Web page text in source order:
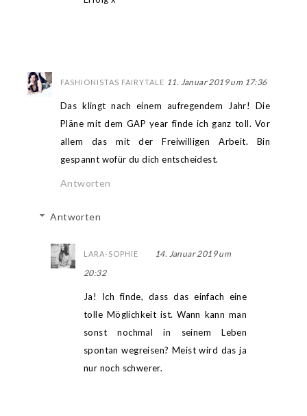
FASHIONISTAS FAIRYTALE 11. Januar 2019 um 17:36
Das klingt nach einem aufregendem Jahr! Die
Pläne mit dem GAP year finde ich ganz toll. Vor
allem das mit der Freiwilligen Arbeit. Bin
gespannt wofür du dich entscheidest.
Antworten
Antworten
LARA-SOPHIE
14. Januar 2019 um
20:32
Ja! Ich finde, dass das einfach eine
tolle Möglichkeit ist. Wann kann man
sonst nochmal in seinem Leben
spontan wegreisen? Meist wird das ja
nur noch schwerer.